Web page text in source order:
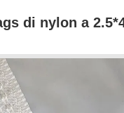
di nylon a